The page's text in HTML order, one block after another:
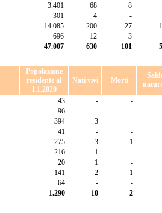
3.401 68
8
301 4
-
14.085 200 27
696 12
3
47.007 630 101
Popolazione
residente al
1.1.2020
Nati vivi Morti
43 -
-
96 -
-
394 3
-
41 -
-
275 3
1
216 1
-
20 1
-
141 2
1
64 -
-
1.290 10
2